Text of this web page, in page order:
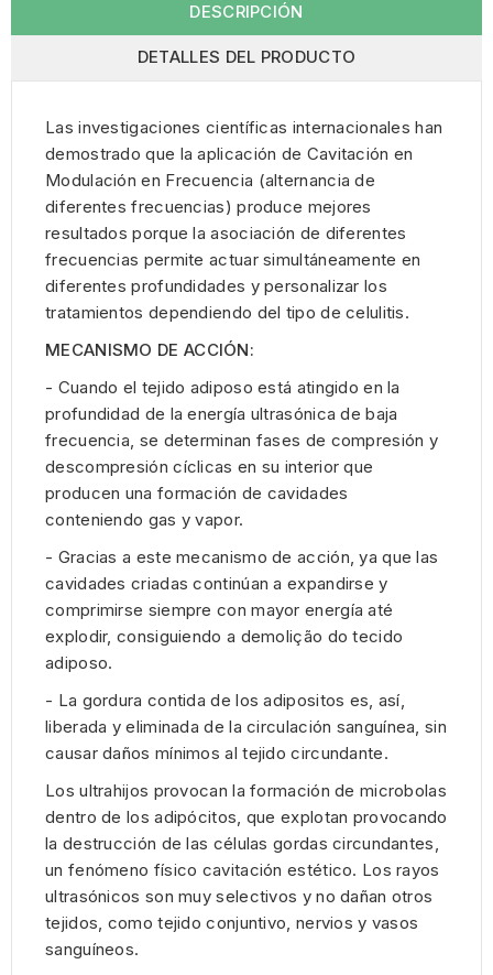
DESCRIPCIÓN
DETALLES DEL PRODUCTO
Las investigaciones científicas internacionales han
demostrado que la aplicación de Cavitación en
Modulación en Frecuencia (alternancia de
diferentes frecuencias) produce mejores
resultados porque la asociación de diferentes
frecuencias permite actuar simultáneamente en
diferentes profundidades y personalizar los
tratamientos dependiendo del tipo de celulitis.
MECANISMO DE ACCIÓN:
- Cuando el tejido adiposo está atingido en la
profundidad de la energía ultrasónica de baja
frecuencia, se determinan fases de compresión y
descompresión cíclicas en su interior que
producen una formación de cavidades
conteniendo gas y vapor.
- Gracias a este mecanismo de acción, ya que las
cavidades criadas continúan a expandirse y
comprimirse siempre con mayor energía até
explodir, consiguiendo a demolição do tecido
adiposo.
- La gordura contida de los adipositos es, así,
liberada y eliminada de la circulación sanguínea, sin
causar daños mínimos al tejido circundante.
Los ultrahijos provocan la formación de microbolas
dentro de los adipócitos, que explotan provocando
la destrucción de las células gordas circundantes,
un fenómeno físico cavitación estético. Los rayos
ultrasónicos son muy selectivos y no dañan otros
tejidos, como tejido conjuntivo, nervios y vasos
sanguíneos.